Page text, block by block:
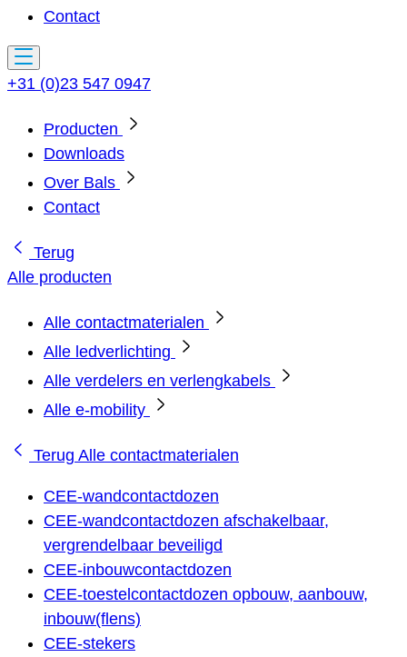
Contact
+31 (0)23 547 0947
Producten
Downloads
Over Bals
Contact
Terug
Alle producten
Alle contactmaterialen
Alle ledverlichting
Alle verdelers en verlengkabels
Alle e-mobility
Terug Alle contactmaterialen
CEE-wandcontactdozen
CEE-wandcontactdozen afschakelbaar,
vergrendelbaar beveiligd
CEE-inbouwcontactdozen
CEE-toestelcontactdozen opbouw, aanbouw,
inbouw(flens)
CEE-stekers